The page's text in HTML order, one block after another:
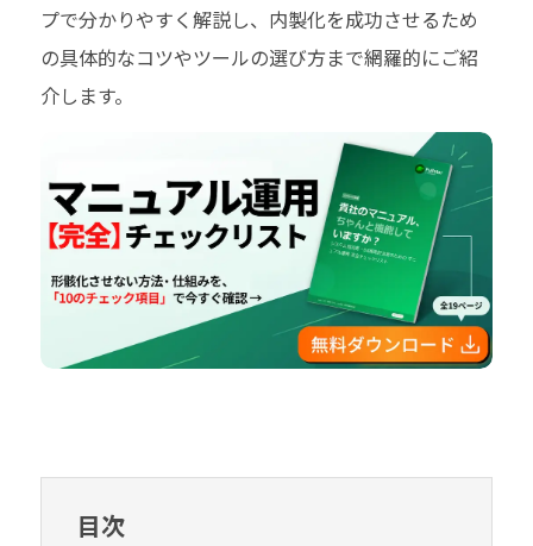
プで分かりやすく解説し、内製化を成功させるため
の具体的なコツやツールの選び方まで網羅的にご紹
介します。
目次